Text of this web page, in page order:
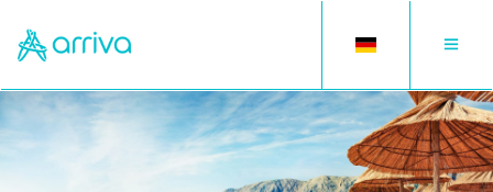
Toggle
Toggle